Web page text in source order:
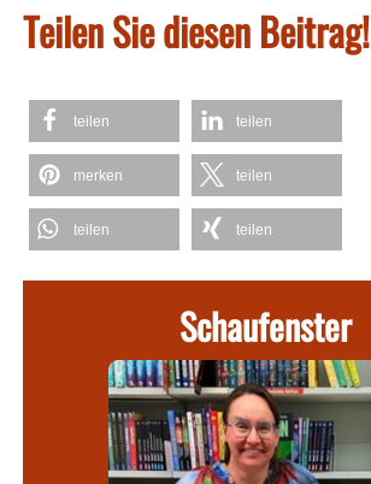
Teilen Sie diesen Beitrag!
teilen teilen
merken teilen
teilen teilen
Schaufenster